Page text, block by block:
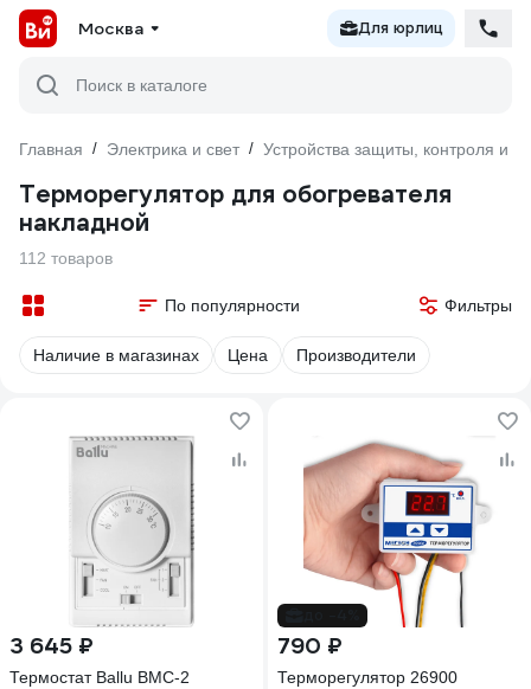
Москва Для юрлиц
Поиск в каталоге
Главная / Электрика и свет / Устройства защиты, контроля и
Терморегулятор для обогревателя
накладной
112 товаров
По популярности Фильтры
Наличие в магазинах Цена Производители
3 645 ₽
Термостат Ballu BMC-2
790 ₽
Терморегулятор 26900